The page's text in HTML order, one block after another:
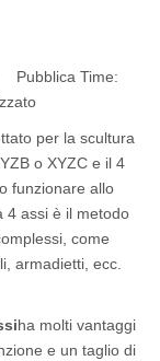
Time:
per la scultura
o XYZC e il 4
funzionare allo
4 assi è il metodo
come
armadietti, ecc.
ha molti vantaggi
e un taglio di